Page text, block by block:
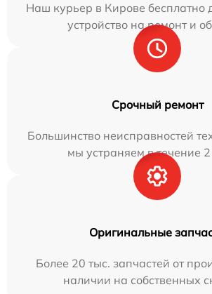
Наш курьер в Кирове бесплатно
устройство на ремонт и
Срочный ремонт
Большинство неисправностей
мы устраняем в течение 2
Оригинальные
Более 20 тыс. запчастей от
наличии на собственных